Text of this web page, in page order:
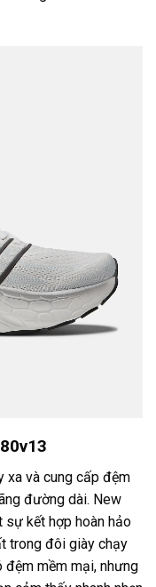
xa và cung cấp đệm
đường dài. New
sự kết hợp hoàn hảo
trong đôi giày chạy
mềm mại, nhưng